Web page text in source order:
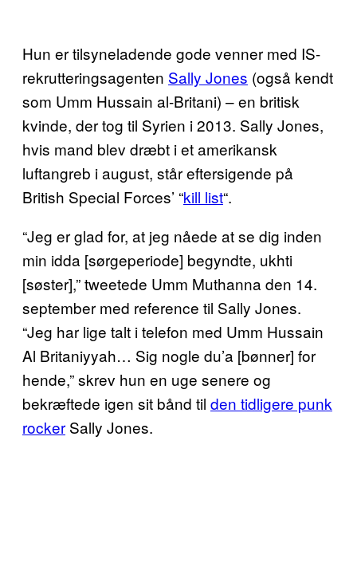
Hun er tilsyneladende gode venner med IS-
rekrutteringsagenten Sally Jones (også kendt
som Umm Hussain al-Britani) – en britisk
kvinde, der tog til Syrien i 2013. Sally Jones,
hvis mand blev dræbt i et amerikansk
luftangreb i august, står eftersigende på
British Special Forces’ “kill list“.
“Jeg er glad for, at jeg nåede at se dig inden
min idda [sørgeperiode] begyndte, ukhti
[søster],” tweetede Umm Muthanna den 14.
september med reference til Sally Jones.
“Jeg har lige talt i telefon med Umm Hussain
Al Britaniyyah… Sig nogle du’a [bønner] for
hende,” skrev hun en uge senere og
bekræftede igen sit bånd til den tidligere punk
rocker Sally Jones.